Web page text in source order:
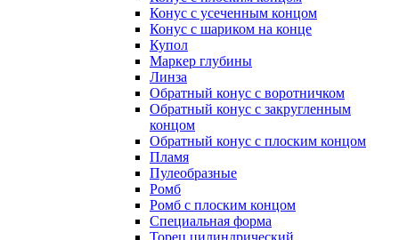
Конус с усеченным концом
Конус с шариком на конце
Купол
Маркер глубины
Линза
Обратный конус с воротничком
Обратный конус с закругленным
концом
Обратный конус с плоским концом
Пламя
Пулеобразные
Ромб
Ромб с плоским концом
Специальная форма
Торец цилиндрический